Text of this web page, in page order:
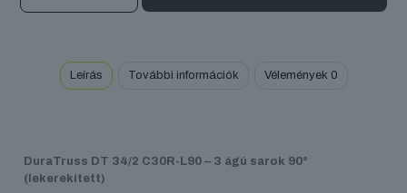
C30R-
Leírás További információk Vélemények 0
DuraTruss DT 34/2 C30R-L90 – 3 ágú sarok 90°
(lekerekített)